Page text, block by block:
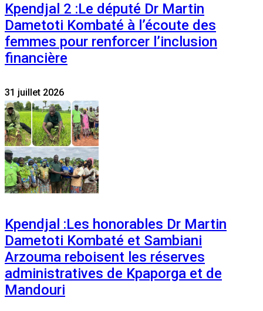
Kpendjal 2 :Le député Dr Martin
Dametoti Kombaté à l’écoute des
femmes pour renforcer l’inclusion
financière
31 juillet 2026
Kpendjal :Les honorables Dr Martin
Dametoti Kombaté et Sambiani
Arzouma reboisent les réserves
administratives de Kpaporga et de
Mandouri